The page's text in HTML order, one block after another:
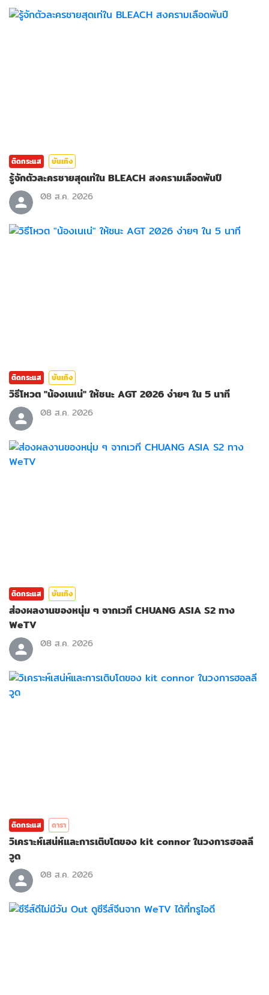
ติดกระแส บันเทิง
รู้จักตัวละครชายสุดเท่ใน BLEACH สงครามเลือดพันปี
08 ส.ค. 2026
ติดกระแส บันเทิง
วิธีโหวต "น้องเนเน่" ให้ชนะ AGT 2026 ง่ายๆ ใน 5 นาที
08 ส.ค. 2026
ติดกระแส บันเทิง
ส่องผลงานของหนุ่ม ๆ จากเวที CHUANG ASIA S2 ทาง
WeTV
08 ส.ค. 2026
ติดกระแส ดารา
วิเคราะห์เสน่ห์และการเติบโตของ kit connor ในวงการฮอลลี
วูด
08 ส.ค. 2026